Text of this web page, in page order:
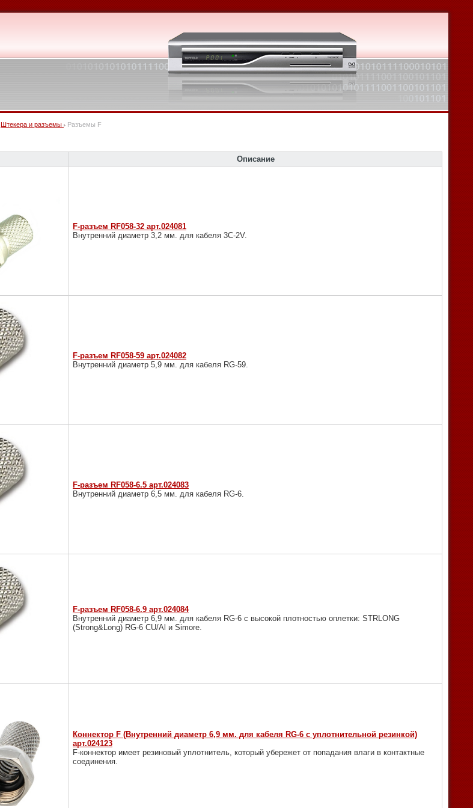
Штекера и разъемы Разъемы F
Описание
F-разъем RF058-32 арт.024081
Внутренний диаметр 3,2 мм. для кабеля 3C-2V.
F-разъем RF058-59 арт.024082
Внутренний диаметр 5,9 мм. для кабеля RG-59.
F-разъем RF058-6.5 арт.024083
Внутренний диаметр 6,5 мм. для кабеля RG-6.
F-разъем RF058-6.9 арт.024084
Внутренний диаметр 6,9 мм. для кабеля RG-6 с высокой плотностью оплетки: STRLONG
(Strong&Long) RG-6 CU/Al и Simore.
Коннектор F (Внутренний диаметр 6,9 мм. для кабеля RG-6 с уплотнительной резинкой)
арт.024123
F-коннектор имеет резиновый уплотнитель, который убережет от попадания влаги в контактные
соединения.